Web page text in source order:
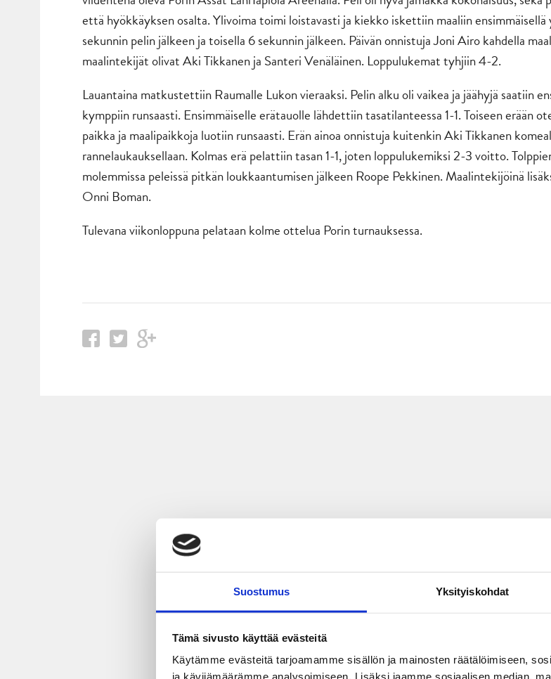
Suostumus Yksityiskohdat
Tämä sivusto käyttää evästeitä
Käytämme evästeitä tarjoamamme sisällön ja mainosten räätälöimiseen,
ja kävijämäärämme analysoimiseen. Lisäksi jaamme sosiaalisen median,
että hyökkäyksen osalta. Ylivoima toimi loistavasti ja kiekko iskettiin maaliin
sekunnin pelin jälkeen ja toisella 6 sekunnin jälkeen. Päivän onnistuja Joni Airo kahdella
maalintekijät olivat Aki Tikkanen ja Santeri Venäläinen. Loppulukemat tyhjiin 4-2.
Lauantaina matkustettiin Raumalle Lukon vieraaksi. Pelin alku oli vaikea ja jäähyjä saatiin
kymppiin runsaasti. Ensimmäiselle erätauolle lähdettiin tasatilanteessa 1-1. Toiseen erään
paikka ja maalipaikkoja luotiin runsaasti. Erän ainoa onnistuja kuitenkin Aki Tikkanen
rannelaukauksellaan. Kolmas erä pelattiin tasan 1-1, joten loppulukemiksi 2-3 voitto.
molemmissa peleissä pitkän loukkaantumisen jälkeen Roope Pekkinen. Maalintekijöinä
Onni Boman.
Tulevana viikonloppuna pelataan kolme ottelua Porin turnauksessa.